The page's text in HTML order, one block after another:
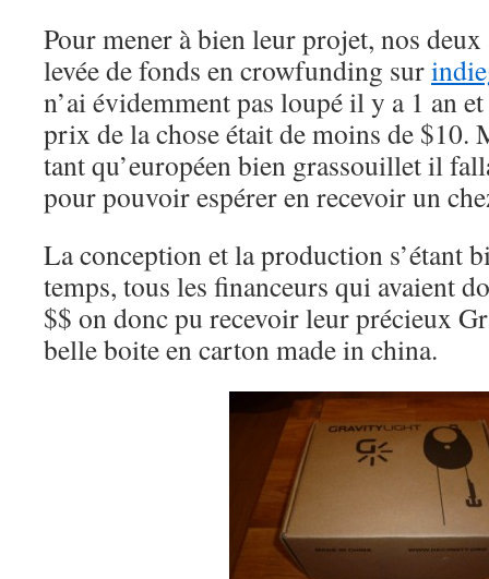
Pour mener à bien leur projet, nos
levée de fonds en crowfunding sur
n’ai évidemment pas loupé il y a 1 an
prix de la chose était de moins de $10.
tant qu’européen bien grassouillet il
pour pouvoir espérer en recevoir un
La conception et la production s’étant
temps, tous les financeurs qui avaient
$$ on donc pu recevoir leur précieux
belle boite en carton made in china.